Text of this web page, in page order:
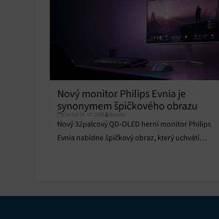
obsahu.
Funkce
Nový monitor Philips Evnia je
synonymem špičkového obrazu
Čtvrtek 30. 07. 2026 Monika
Nový 32palcový QD-OLED herní monitor Philips
Evnia nabídne špičkový obraz, který uchvátí